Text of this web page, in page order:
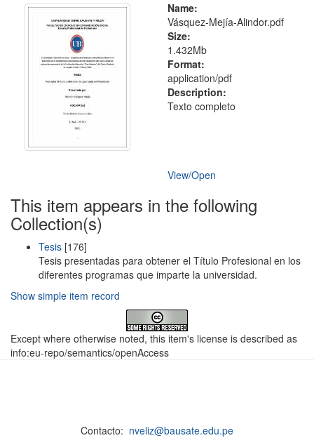
Name:
Vásquez-Mejía-Alindor.pdf
Size:
1.432Mb
Format:
application/pdf
Description:
Texto completo
View/Open
This item appears in the following
Collection(s)
Tesis [176]
Tesis presentadas para obtener el Título Profesional en los
diferentes programas que imparte la universidad.
Show simple item record
Except where otherwise noted, this item's license is described as
info:eu-repo/semantics/openAccess
Contacto: nveliz@bausate.edu.pe